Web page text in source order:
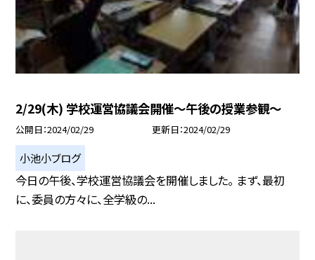
2/29(木) 学校運営協議会開催〜午後の授業参観〜
公開日 2024/02/29 更新日 2024/02/29
小池小ブログ
今日の午後、学校運営協議会を開催しました。 まず、最初
に、委員の方々に、全学級の...